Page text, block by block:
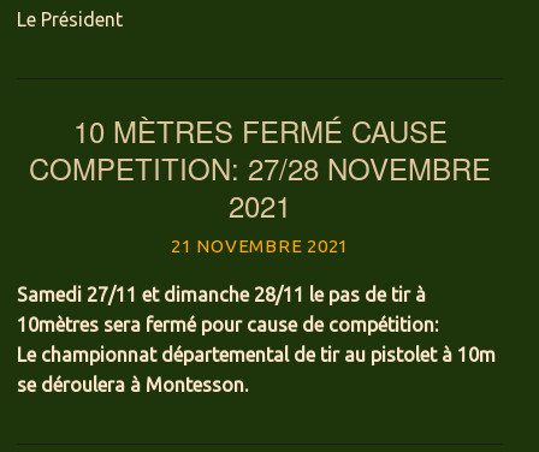
Le Président
10 MÈTRES FERMÉ CAUSE
COMPETITION: 27/28 NOVEMBRE
2021
21 NOVEMBRE 2021
Samedi 27/11 et dimanche 28/11 le pas de tir à
10mètres sera fermé pour cause de compétition:
Le championnat départemental de tir au pistolet à 10m
se déroulera à Montesson.